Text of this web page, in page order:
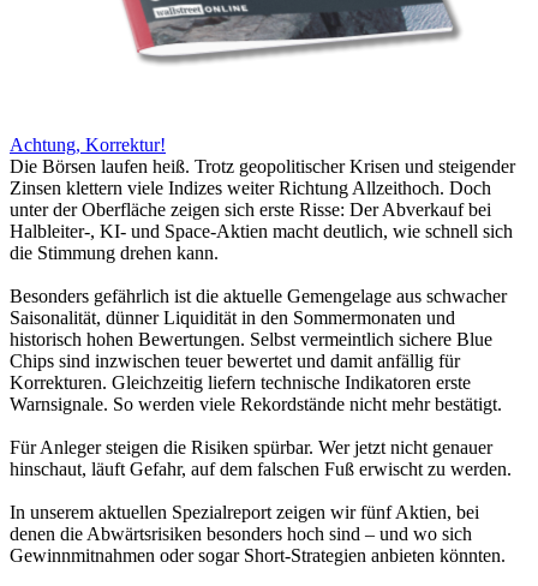
Achtung, Korrektur!
Die Börsen laufen heiß. Trotz geopolitischer Krisen und steigender
Zinsen klettern viele Indizes weiter Richtung Allzeithoch. Doch
unter der Oberfläche zeigen sich erste Risse: Der Abverkauf bei
Halbleiter-, KI- und Space-Aktien macht deutlich, wie schnell sich
die Stimmung drehen kann.
Besonders gefährlich ist die aktuelle Gemengelage aus schwacher
Saisonalität, dünner Liquidität in den Sommermonaten und
historisch hohen Bewertungen. Selbst vermeintlich sichere Blue
Chips sind inzwischen teuer bewertet und damit anfällig für
Korrekturen. Gleichzeitig liefern technische Indikatoren erste
Warnsignale. So werden viele Rekordstände nicht mehr bestätigt.
Für Anleger steigen die Risiken spürbar. Wer jetzt nicht genauer
hinschaut, läuft Gefahr, auf dem falschen Fuß erwischt zu werden.
In unserem aktuellen Spezialreport zeigen wir fünf Aktien, bei
denen die Abwärtsrisiken besonders hoch sind – und wo sich
Gewinnmitnahmen oder sogar Short-Strategien anbieten könnten.